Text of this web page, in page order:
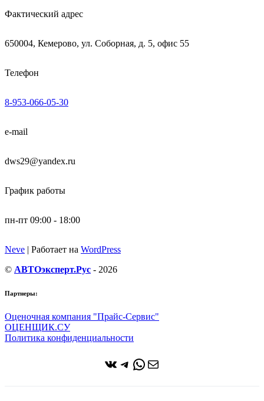
Фактический адрес
650004, Кемерово, ул. Соборная, д. 5, офис 55
Телефон
8-953-066-05-30
e-mail
dws29@yandex.ru
График работы
пн-пт 09:00 - 18:00
Neve | Работает на WordPress
© АВТОэксперт.Рус - 2026
Партнеры:
Оценочная компания "Прайс-Сервис"
ОЦЕНЩИК.СУ
Политика конфиденциальности
ВКонтакте
Telegram
WhatsApp
Почта